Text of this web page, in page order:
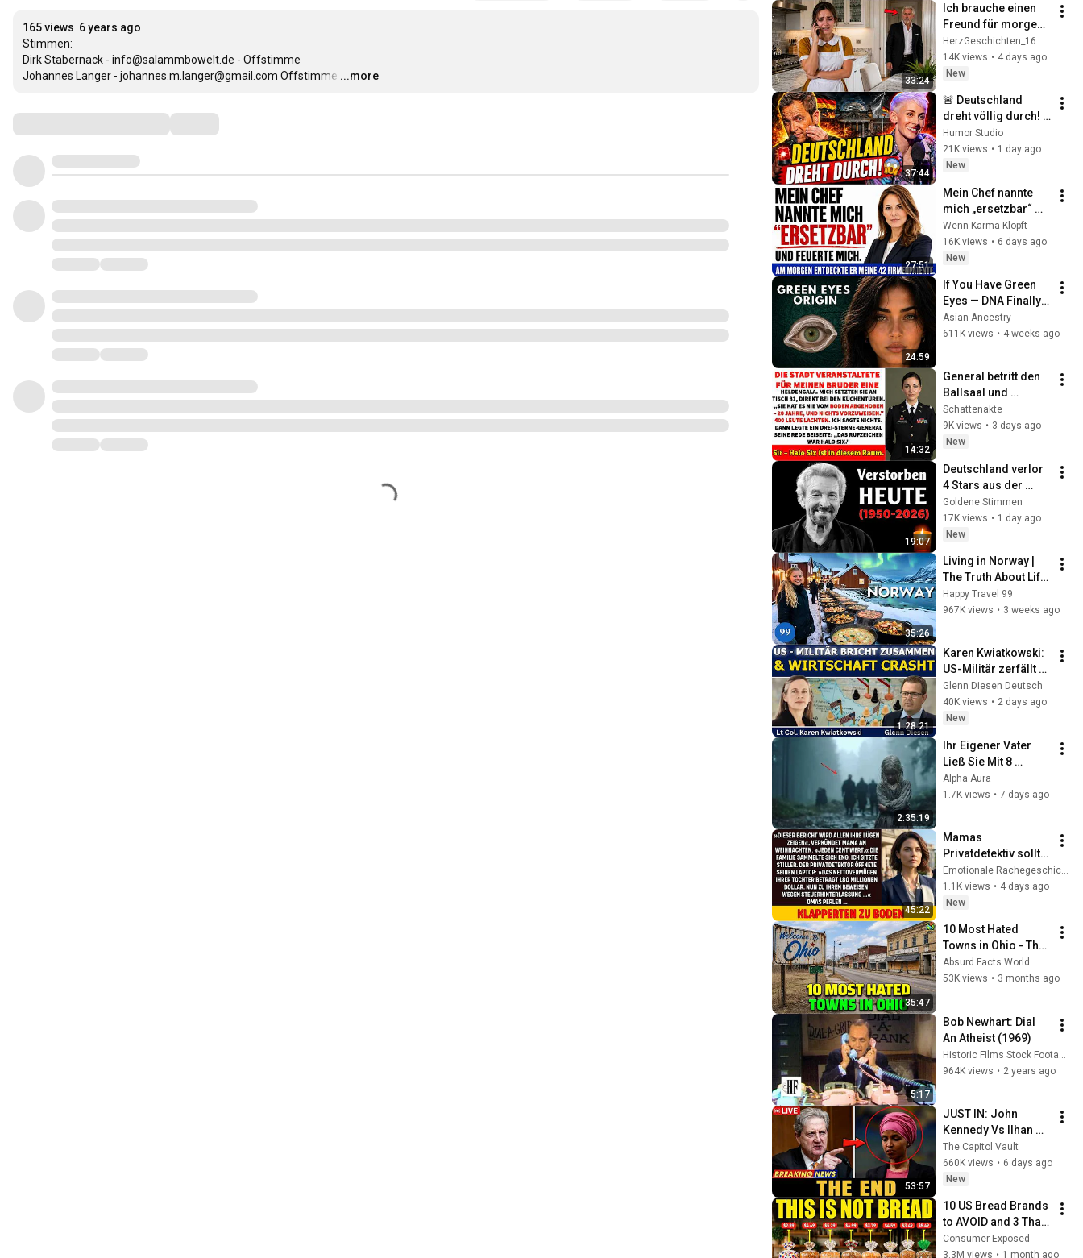
165 views 6 years ago
Stimmen:
Dirk Stabernack - info@salammbowelt.de - Offstimme
Johannes Langer - johannes.m.langer@gmail.com Offstimme …
...more
Vate
33:24
Ich brauche einen
Freund für morgen,
ein Millionär hört
das Geheimnis
seiner Putzfrau.
HerzGeschichten_16
14K views • 4 days ago
New
37:44
🚨 Deutschland
dreht völlig durch!
😱 Nuhr im ERSTEN
2026  Lisa Eckhart
zerlegt alles!
Humor Studio
21K views • 1 day ago
New
27:51
Mein Chef nannte
mich „ersetzbar“
und feuerte mich –
dann entdeckte er
meine 42
Wenn Karma Klopft
16K views • 6 days ago
New
24:59
If You Have Green
Eyes — DNA Finally
Revealed Where
They Really Come
Asian Ancestry
611K views • 4 weeks ago
14:32
General betritt den
Ballsaal und
salutiert vor der
'Schreibtisch-
Schwester' – Bruder
Schattenakte
9K views • 3 days ago
New
19:07
Deutschland verlor
4 Stars aus der
goldenen Zeit des
deutschen
Fernsehens
Goldene Stimmen
17K views • 1 day ago
New
35:26
Living in Norway |
The Truth About Life
in the World's
Richest and Most
Happy Travel 99
967K views • 3 weeks ago
1:28:21
Karen Kwiatkowski:
US-Militär zerfällt &
Wirtschaft bricht ein
Glenn Diesen Deutsch
40K views • 2 days ago
New
2:35:19
Ihr Eigener Vater
Ließ Sie Mit 8
Sterben — Jetzt
Verbeugt Er Sich
Alpha Aura
1.7K views • 7 days ago
45:22
Mamas
Privatdetektiv sollte
meine Armut
beweisen – bis er
mein 180-Millionen-
entd...
Emotionale Rachegeschichten
1.1K views • 4 days ago
New
35:47
10 Most Hated
Towns in Ohio - The
#1 Pick Will Shock
You
Absurd Facts World
53K views • 3 months ago
5:17
Bob Newhart: Dial
An Atheist (1969)
964K views • 2 years ago
53:57
JUST IN: John
Kennedy Vs Ilhan
Omar: The Financial
Evidence Nobody
Saw Coming
The Capitol Vault
660K views • 6 days ago
New
10 US Bread Brands
to AVOID and 3 That
Are Actually Safe
Consumer Exposed
3.3M views • 1 month ago